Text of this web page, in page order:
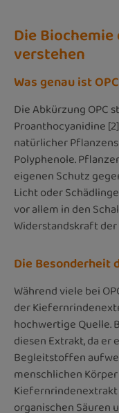
Die
verstehen
Was genau ist
Die Abkürzung OPC
Proanthocyanidine
natürlicher
Polyphenole.
eigenen Schutz
Licht oder
vor allem in den
Widerstandskraft
Die Besonderheit
Während viele bei
der
hochwertige Quelle.
diesen Extrakt, da er
Begleitstoffen
menschlichen
organischen Säuren